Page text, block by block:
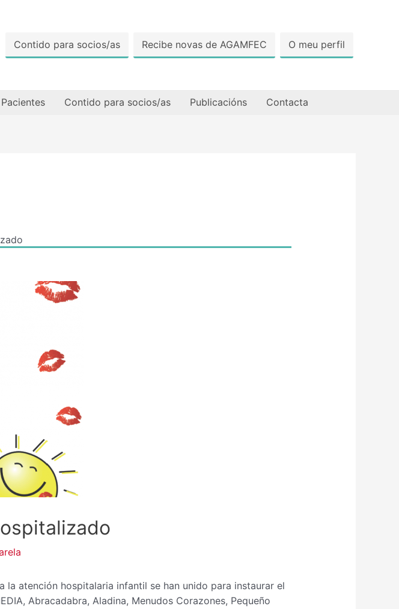
Contido para socios/as Recibe novas de AGAMFEC O meu perfil
Pacientes Contido para socios/as Publicacións Contacta
atención hospitalaria infantil se han unido para instaurar el
Abracadabra, Aladina, Menudos Corazones, Pequeño